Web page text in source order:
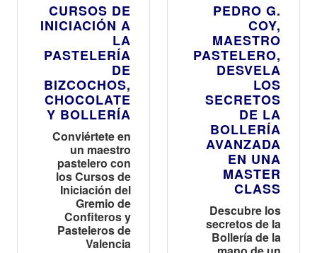
CURSOS DE
INICIACIÓN A
LA
PASTELERÍA
DE
BIZCOCHOS,
CHOCOLATE
Y BOLLERÍA
Conviértete en
un maestro
pastelero con
los Cursos de
Iniciación del
Gremio de
Confiteros y
Pasteleros de
Valencia
PEDRO G.
COY,
MAESTRO
PASTELERO,
DESVELA
LOS
SECRETOS
DE LA
BOLLERÍA
AVANZADA
EN UNA
MASTER
CLASS
Descubre los
secretos de la
Bollería de la